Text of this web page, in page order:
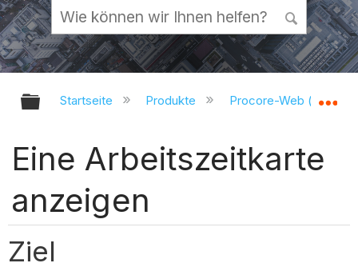
Globale Hierarchie auf- und
Startseite Produkte Procore-Web
Eine Arbeitszeitkarte
anzeigen
Ziel